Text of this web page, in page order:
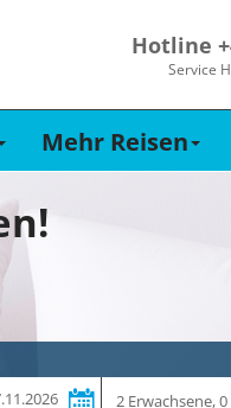
Hotline
Service
Mehr Reisen